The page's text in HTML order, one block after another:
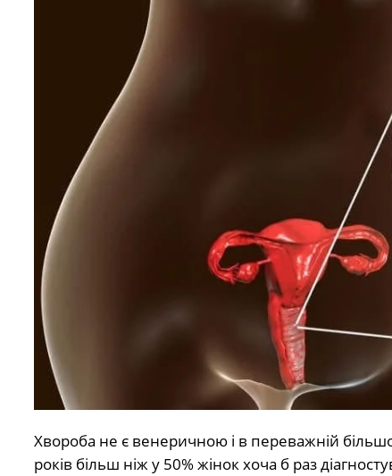
Хвороба не є венеричною і в переважній
років більш ніж у 50% жінок хоча б раз